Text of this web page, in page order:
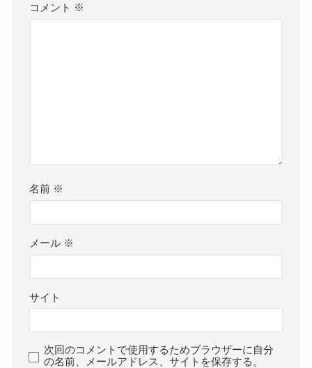
コメント ※
名前 ※
メール ※
サイト
次回のコメントで使用するためブラウザーに自分
の名前、メールアドレス、サイトを保存する。